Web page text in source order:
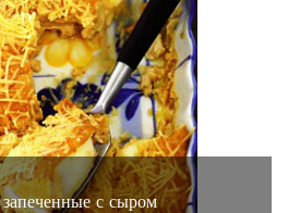
с сыром